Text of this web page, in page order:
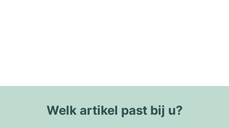
Welk artikel past bij u?